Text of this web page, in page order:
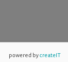
powered bycreateIT